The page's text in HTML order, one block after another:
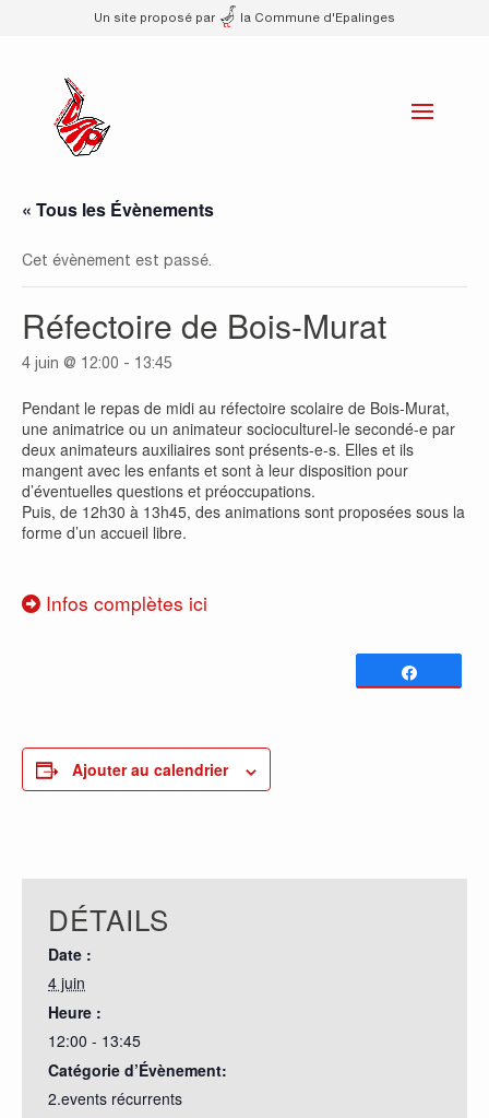
Un site proposé par la Commune d'Epalinges
« Tous les Évènements
Cet évènement est passé.
Réfectoire de Bois-Murat
4 juin @ 12:00 - 13:45
Pendant le repas de midi au réfectoire scolaire de Bois-Murat,
une animatrice ou un animateur socioculturel-le secondé-e par
deux animateurs auxiliaires sont présents-e-s. Elles et ils
mangent avec les enfants et sont à leur disposition pour
d’éventuelles questions et préoccupations.
Puis, de 12h30 à 13h45, des animations sont proposées sous la
forme d’un accueil libre.
Infos complètes ici
Ajouter au calendrier
DÉTAILS
Date :
4 juin
Heure :
12:00 - 13:45
Catégorie d’Évènement:
2.events récurrents